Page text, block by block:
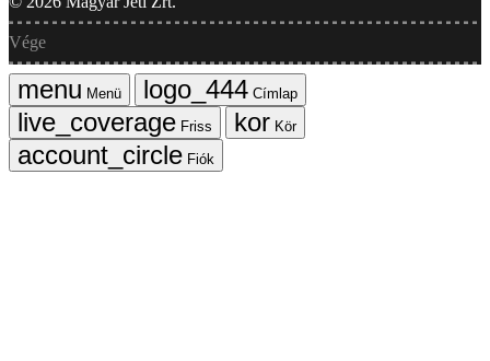
Vége
Menü
Címlap
Friss
Kör
Fiók